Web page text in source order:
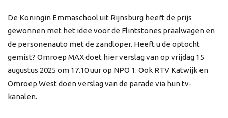
De Koningin Emmaschool uit Rijnsburg heeft de prijs
gewonnen met het idee voor de Flintstones praalwagen en
de personenauto met de zandloper. Heeft u de optocht
gemist? Omroep MAX doet hier verslag van op vrijdag 15
augustus 2025 om 17.10 uur op NPO 1. Ook RTV Katwijk en
Omroep West doen verslag van de parade via hun tv-
kanalen.